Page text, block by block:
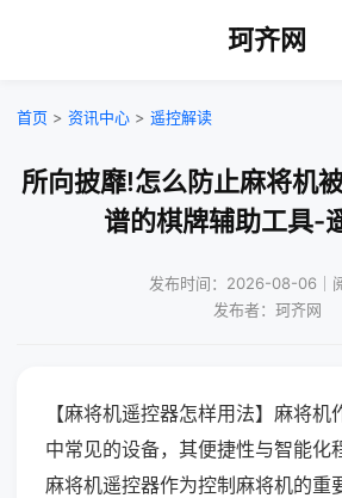
珂齐网
首页 > 资讯中心 > 遥控解读
所向披靡!怎么防止麻将机
谱的棋牌辅助工具-
发布时间：2026-08-06｜
发布者：珂齐网
【麻将机遥控器怎样用法】麻将
中常见的设备，其便捷性与智能化
麻将机遥控器作为控制麻将机的重